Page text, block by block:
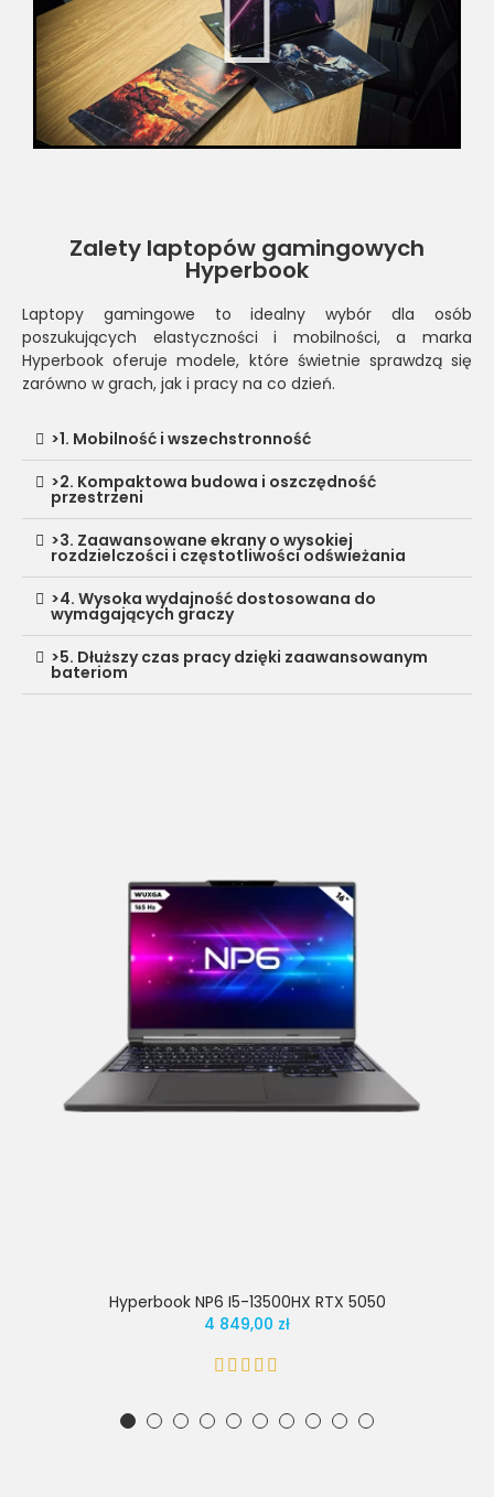
Zalety laptopów gamingowych
Hyperbook
Laptopy gamingowe to idealny wybór dla osób
poszukujących elastyczności i mobilności, a marka
Hyperbook oferuje modele, które świetnie sprawdzą się
zarówno w grach, jak i pracy na co dzień.
>1. Mobilność i wszechstronność
>2. Kompaktowa budowa i oszczędność
przestrzeni
>3. Zaawansowane ekrany o wysokiej
rozdzielczości i częstotliwości odświeżania
>4. Wysoka wydajność dostosowana do
wymagających graczy
>5. Dłuższy czas pracy dzięki zaawansowanym
bateriom
Hyperbook NP6 I5-13500HX RTX 5050
4 849,00 zł